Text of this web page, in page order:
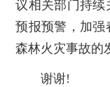
议相关部门持续
预报预警，加强
森林火灾事故的
谢谢!